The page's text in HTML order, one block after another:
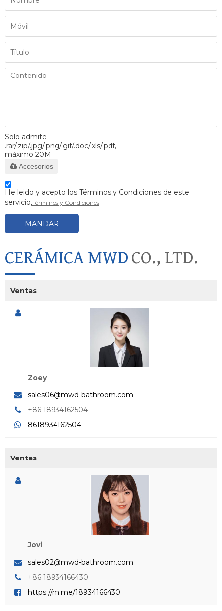
Solo admite
.rar/.zip/.jpg/.png/.gif/.doc/.xls/.pdf,
máximo 20M
Accesorios
He leido y acepto los Términos y Condiciones de este
servicio,Términos y Condiciones
MANDAR
CERÁMICA MWDCO., LTD.
Ventas
Zoey
sales06@mwd-bathroom.com
+86 18934162504
8618934162504
Ventas
Jovi
sales02@mwd-bathroom.com
+86 18934166430
https://m.me/18934166430